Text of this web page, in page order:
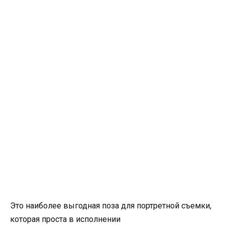
Это наиболее выгодная поза для портретной съемки,
которая проста в исполнении